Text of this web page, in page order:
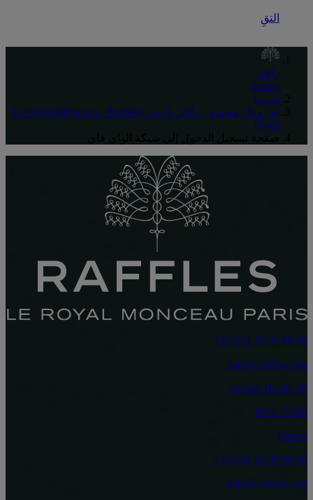
التقِ
رافلز
Arabic
أوروبا
لو رويال مونسو - رافلز باريس (Le Royal Monceau - Raffles
Paris)
‎+33 (0)1 42 99 88 00‏
paris@raffles.com
37 avenue Hoche
75008 Paris
France
‎+33 (0)1 42 99 88 00‏
paris@raffles.com